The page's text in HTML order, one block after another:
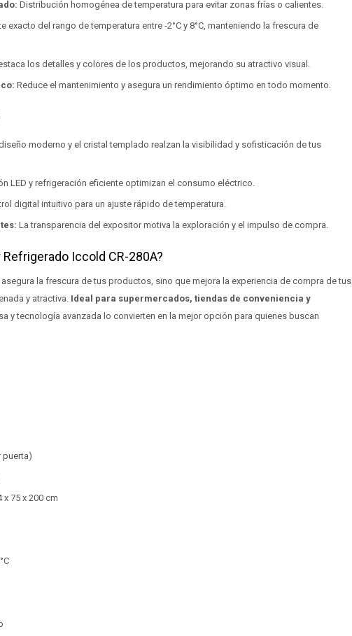
Distribución homogénea de temperatura para evitar zonas frías o calientes.
exacto del rango de temperatura entre -2°C y 8°C, manteniendo la frescura de
los detalles y colores de los productos, mejorando su atractivo visual.
Reduce el mantenimiento y asegura un rendimiento óptimo en todo momento.
moderno y el cristal templado realzan la visibilidad y sofisticación de tus
LED y refrigeración eficiente optimizan el consumo eléctrico.
digital intuitivo para un ajuste rápido de temperatura.
La transparencia del expositor motiva la exploración y el impulso de compra.
Iccold CR-280A?
la frescura de tus productos, sino que mejora la experiencia de compra de tus
y atractiva. Ideal para supermercados, tiendas de conveniencia y
y tecnología avanzada lo convierten en la mejor opción para quienes buscan
puerta)
x 75 x 200 cm